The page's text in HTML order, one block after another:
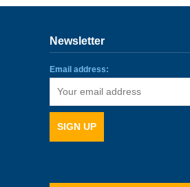
Newsletter
Email address: